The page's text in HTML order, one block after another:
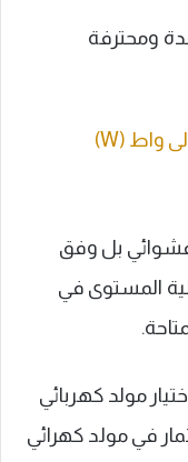
ومحترفة
تحويل الفولت أمبير (VA) إلى واط (W)
عشوائي بل وفق
المستوى في
مولد كهربائي
في مولد كهرائي